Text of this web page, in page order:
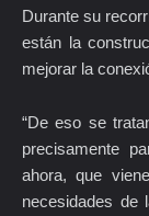
Durante su
están la
mejorar la
“De eso se
precisamente
ahora, que
necesidades de